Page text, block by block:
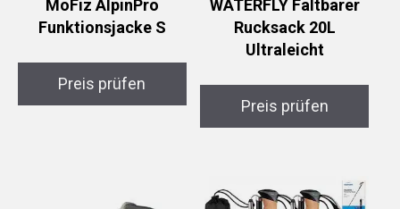
MoFiz AlpinPro
Funktionsjacke S
Preis prüfen
WATERFLY Faltbarer
Rucksack 20L
Ultraleicht
Preis prüfen